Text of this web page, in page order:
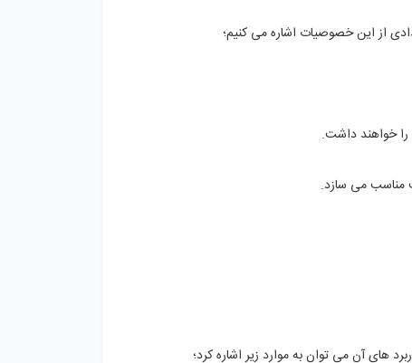
از این خصوصیات اشاره می کنیم؛
آن می توان به موارد زیر اشاره کرد؛